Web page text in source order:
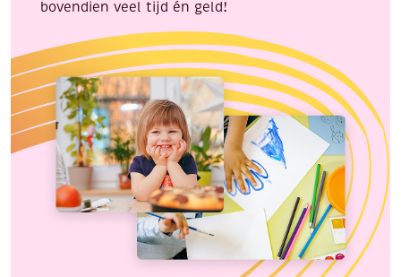
bovendien veel tijd én geld!